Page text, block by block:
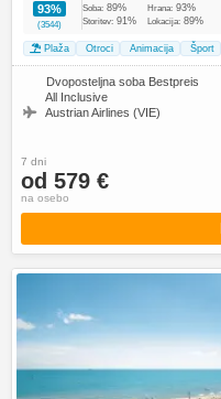
93%
(3544)
Soba: 89% Hrana: 93%
Storitev: 91% Lokacija: 89%
Plaža Otroci Animacija Šport
Dvoposteljna soba Bestpreis
All Inclusive
Austrian Airlines (VIE)
7 dni
od 579 €
na osebo